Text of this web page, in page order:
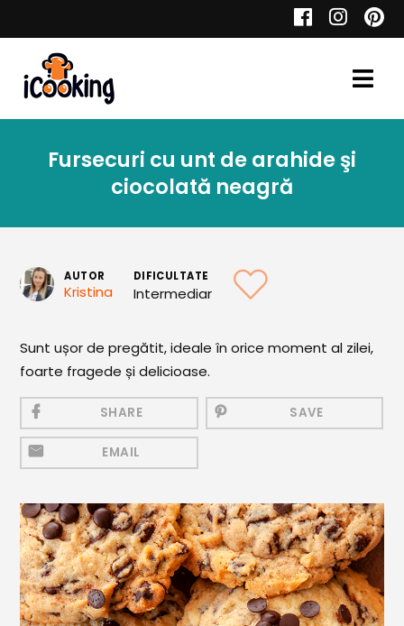
Retete
Toate Reţetele
Aperitive Calde
Aperitive Reci
Mezeluri
Ronțăieli
Băuturi calde
Băuturi reci
Cocktail-uri
Smoothies
Fursecuri cu unt de arahide şi
ciocolată neagră
AUTOR
Kristina
DIFICULTATE
Intermediar
Sunt ușor de pregătit, ideale în orice moment al zilei,
foarte fragede și delicioase.
SHARE SAVE
EMAIL